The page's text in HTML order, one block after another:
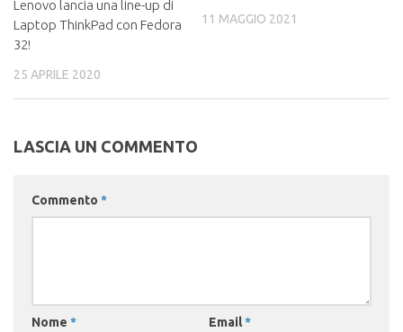
Lenovo lancia una line-up di
Laptop ThinkPad con Fedora
32!
25 APRILE 2020
11 MAGGIO 2021
LASCIA UN COMMENTO
Commento *
Nome * Email*